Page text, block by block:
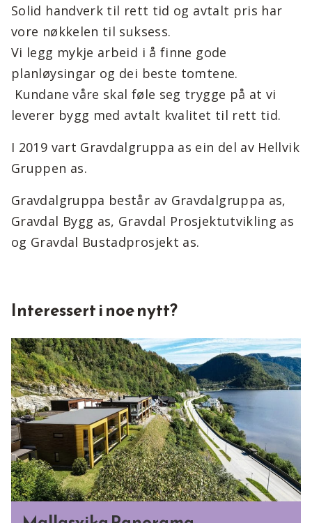
Solid handverk til rett tid og avtalt pris har
vore nøkkelen til suksess.
Vi legg mykje arbeid i å finne gode
planløysingar og dei beste tomtene.
Kundane våre skal føle seg trygge på at vi
leverer bygg med avtalt kvalitet til rett tid.
I 2019 vart Gravdalgruppa as ein del av Hellvik
Gruppen as.
Gravdalgruppa består av Gravdalgruppa as,
Gravdal Bygg as, Gravdal Prosjektutvikling as
og Gravdal Bustadprosjekt as.
Interessert i noe nytt?